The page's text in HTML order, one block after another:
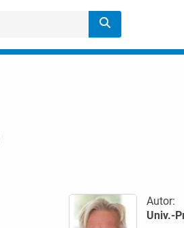
Autor:
Univ.-